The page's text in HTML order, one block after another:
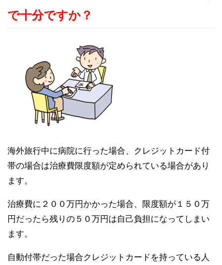
で十分ですか？
海外旅行中に病院に行った場合、クレジットカード付
帯の場合は治療費限度額が定められている場合があり
ます。
治療費に２００万円かかった場合、限度額が１５０万
円だったら残りの５０万円は自己負担になってしまい
ます。
自動付帯だった場合クレジットカードを持っている人